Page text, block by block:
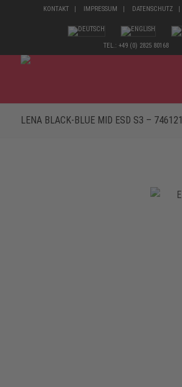
KONTAKT IMPRESSUM DATENSCHUTZ
TEL.: +49 (0) 2825 80168
LENA BLACK-BLUE MID ESD S3 – 746121